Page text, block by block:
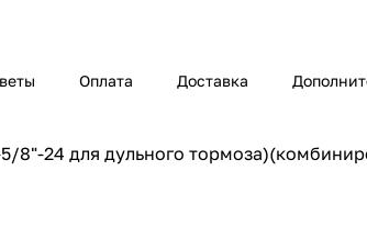
Оплата Доставка
8"-24 для дульного